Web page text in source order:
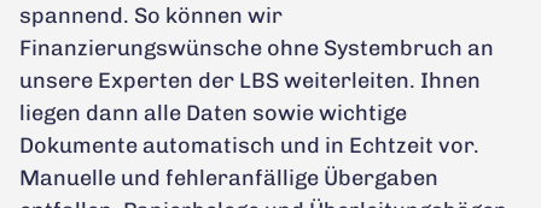
spannend. So können wir
Finanzierungswünsche ohne Systembruch an
unsere Experten der LBS weiterleiten. Ihnen
liegen dann alle Daten sowie wichtige
Dokumente automatisch und in Echtzeit vor.
Manuelle und fehleranfällige Übergaben